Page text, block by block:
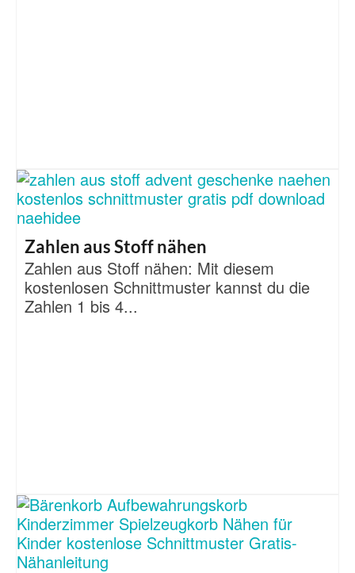
Zahlen aus Stoff nähen
Zahlen aus Stoff nähen: Mit diesem
kostenlosen Schnittmuster kannst du die
Zahlen 1 bis 4...